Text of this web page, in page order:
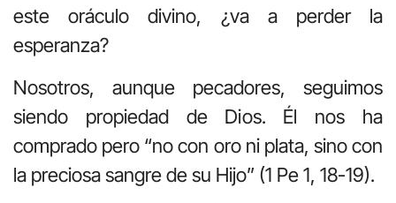
este oráculo divino, ¿va a perder la
esperanza?
Nosotros, aunque pecadores, seguimos
siendo propiedad de Dios. Él nos ha
comprado pero “no con oro ni plata, sino con
la preciosa sangre de su Hijo” (1 Pe 1, 18-19).